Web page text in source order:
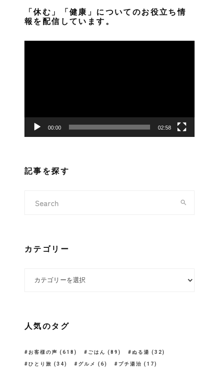
「休む」「健康」についてのお役立ち情
報を配信しています。
ー
00:00 02:58
記事を探す
カテゴリー
人気のタグ
お客様の声 (618) ごはん (89) ぬる湯 (32)
ひとり旅 (34) グルメ (6) プチ湯治 (17)